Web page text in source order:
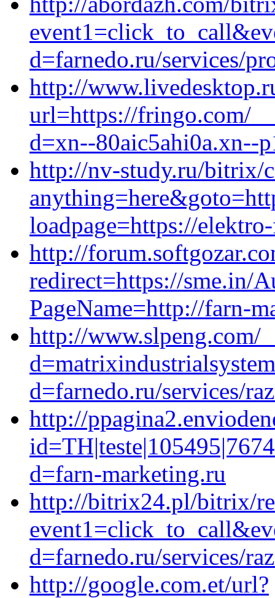
d=farnedo.ru/services/
http://
url=https://fringo.com/
d=xn--80aic5ahi0a.xn--
http://nv-study.ru/bitrix/
loadpage=https://
http://
redirect=https://sme.in/
PageName=http://farn-
http://www.slpeng.com/
d=farnedo.ru/services/
http://
d=farn-marketing.ru
http://bitrix24.pl/bitrix/
d=farnedo.ru/services/
http://google.com.et/url?